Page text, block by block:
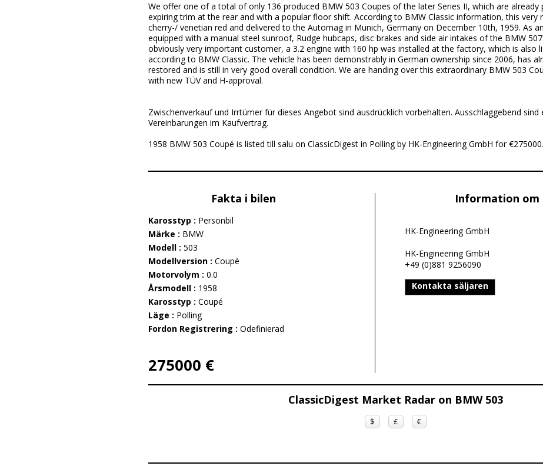
We offer one of a total of only 136 produced BMW 503 Coupes of the later Series II, which are already
expiring trim at the rear and with a popular floor shift. According to BMW Classic information, this very
cherry-/ venetian red and delivered to the Automag in Munich, Germany on December 10th, 1959. As
equipped with a manual steel sunroof, Rudge hubcaps, disc brakes and side air intakes of the BMW
obviously very important customer, a 3.2 engine with 160 hp was installed at the factory, which is also
according to BMW Classic. The vehicle has been demonstrably in German ownership since 2006, has
restored and is still in very good overall condition. We are handing over this extraordinary BMW 503
with new TÜV and H-approval.
Zwischenverkauf und Irrtümer für dieses Angebot sind ausdrücklich vorbehalten. Ausschlaggebend sind
Vereinbarungen im Kaufvertrag.
1958 BMW 503 Coupé is listed till salu on ClassicDigest in Polling by HK-Engineering GmbH for €275000.
Fakta i bilen
Karosstyp : Personbil
Märke : BMW
Modell : 503
Modellversion : Coupé
Motorvolym : 0.0
Årsmodell : 1958
Karosstyp : Coupé
Läge : Polling
Fordon Registrering : Odefinierad
275000 €
Information om
HK-Engineering GmbH
HK-Engineering GmbH
+49 (0)881 9256090
Kontakta säljaren
ClassicDigest Market Radar on BMW 503
$ £ €